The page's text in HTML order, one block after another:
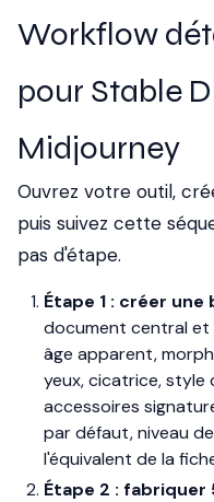
Workflow
pour Stable
Midjourney
Ouvrez votre outil,
puis suivez cette
pas d'étape.
Étape 1 : créer
document central et
âge apparent,
yeux, cicatrice, style
accessoires
par défaut, niveau
l'équivalent de la
Étape 2 : fabriquer